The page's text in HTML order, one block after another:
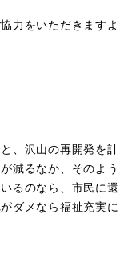
力をいただきますよ
、沢山の再開発を計
減るなか、そのよう
るのなら、市民に還
ダメなら福祉充実に